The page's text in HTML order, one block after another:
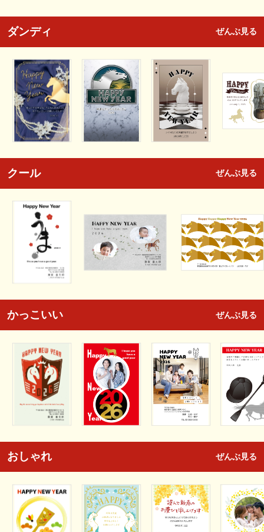
ダンディ ぜんぶ見る
クール ぜんぶ見る
かっこいい ぜんぶ見る
おしゃれ ぜんぶ見る